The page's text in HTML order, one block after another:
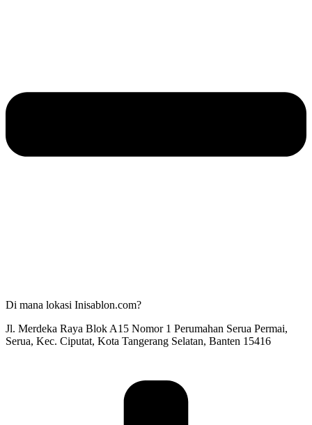
Di mana lokasi Inisablon.com?
Jl. Merdeka Raya Blok A15 Nomor 1 Perumahan Serua Permai,
Serua, Kec. Ciputat, Kota Tangerang Selatan, Banten 15416